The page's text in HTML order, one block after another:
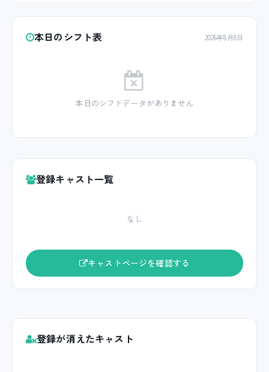
本日のシフト表 2026年8月8日
本日のシフトデータがありません
登録キャスト一覧
なし
キャストページを確認する
登録が消えたキャスト